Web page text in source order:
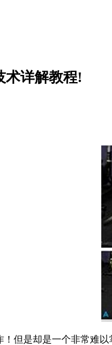
术详解教程!
但是却是一个非常难以